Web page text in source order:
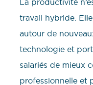
travail hybride.
autour de
technologie et
salariés de mieux
professionnelle et